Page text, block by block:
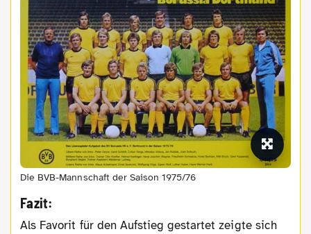
Die BVB-Mannschaft der Saison 1975/76
Fazit:
Als Favorit für den Aufstieg gestartet zeigte sich